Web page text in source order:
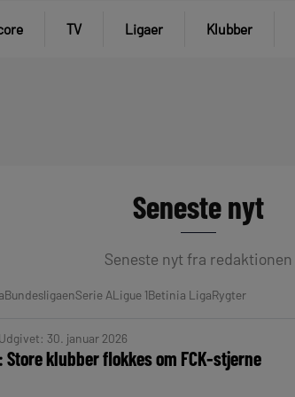
TV Ligaer Klubber
Seneste nyt
Seneste nyt fra redaktionen
BundesligaenSerie ALigue 1Betinia LigaRygter
Udgivet: 30. januar 2026
klubber flokkes om FCK-stjerne